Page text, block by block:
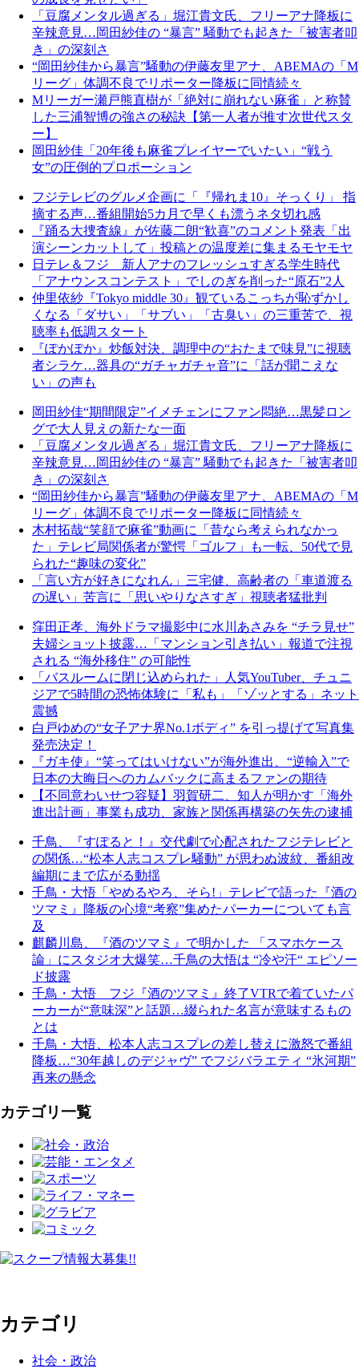
「豆腐メンタル過ぎる」堀江貴文氏、フリーアナ降板に
辛辣意見…岡田紗佳の “暴言” 騒動でも起きた「被害者叩
き」の深刻さ
“岡田紗佳から暴言”騒動の伊藤友里アナ、ABEMAの「M
リーグ」体調不良でリポーター降板に同情続々
Mリーガー瀬戸熊直樹が「絶対に崩れない麻雀」と称賛
した三浦智博の強さの秘訣【第一人者が推す次世代スタ
ー】
岡田紗佳「20年後も麻雀プレイヤーでいたい」“戦う
女”の圧倒的プロポーション
フジテレビのグルメ企画に「『帰れま10』そっくり」 指
摘する声…番組開始5カ月で早くも漂うネタ切れ感
『踊る大捜査線』が佐藤二朗“歓喜”のコメント発表「出
演シーンカットして」投稿との温度差に集まるモヤモヤ
日テレ＆フジ 新人アナのフレッシュすぎる学生時代
「アナウンスコンテスト」でしのぎを削った“原石”2人
仲里依紗『Tokyo middle 30』観ているこっちが恥ずかし
くなる「ダサい」「サブい」「古臭い」の三重苦で、視
聴率も低調スタート
『ぽかぽか』炒飯対決、調理中の“おたまで味見”に視聴
者シラケ…器具の“ガチャガチャ音”に「話が聞こえな
い」の声も
岡田紗佳“期間限定”イメチェンにファン悶絶…黒髪ロン
グで大人見えの新たな一面
「豆腐メンタル過ぎる」堀江貴文氏、フリーアナ降板に
辛辣意見…岡田紗佳の “暴言” 騒動でも起きた「被害者叩
き」の深刻さ
“岡田紗佳から暴言”騒動の伊藤友里アナ、ABEMAの「M
リーグ」体調不良でリポーター降板に同情続々
木村拓哉“笑顔で麻雀”動画に「昔なら考えられなかっ
た」テレビ局関係者が驚愕「ゴルフ」も一転、50代で見
られた“趣味の変化”
「言い方が好きになれん」三宅健、高齢者の「車道渡る
の遅い」苦言に「思いやりなさすぎ」視聴者猛批判
窪田正孝、海外ドラマ撮影中に水川あさみを “チラ見せ”
夫婦ショット披露…「マンション引き払い」報道で注視
される “海外移住” の可能性
「バスルームに閉じ込められた」人気YouTuber、チュニ
ジアで5時間の恐怖体験に「私も」「ゾッとする」ネット
震撼
白戸ゆめの“女子アナ界No.1ボディ” を引っ提げて写真集
発売決定！
『ガキ使』“笑ってはいけない”が海外進出、“逆輸入”で
日本の大晦日へのカムバックに高まるファンの期待
【不同意わいせつ容疑】羽賀研二、知人が明かす「海外
進出計画」事業も成功、家族と関係再構築の矢先の逮捕
千鳥、『すぽると！』交代劇で心配されたフジテレビと
の関係…“松本人志コスプレ騒動” が思わぬ波紋、番組改
編期にまで広がる動揺
千鳥・大悟「やめるやろ、そら!」テレビで語った『酒の
ツマミ』降板の心境“考察”集めたパーカーについても言
及
麒麟川島、『酒のツマミ』で明かした 「スマホケース
論」にスタジオ大爆笑…千鳥の大悟は “冷や汗“ エピソー
ド披露
千鳥・大悟 フジ『酒のツマミ』終了VTRで着ていたパ
ーカーが“意味深”と話題…綴られた名言が意味するもの
とは
千鳥・大悟、松本人志コスプレの差し替えに激怒で番組
降板…“30年越しのデジャヴ” でフジバラエティ “氷河期”
再来の懸念
カテゴリ一覧
カテゴリ
社会・政治